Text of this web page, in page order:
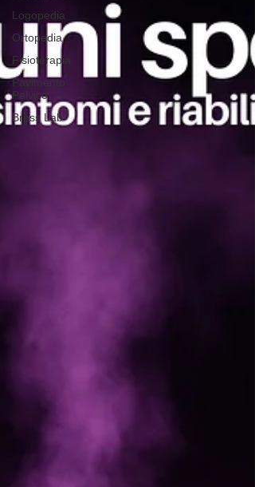
Logopedia
Ortopedia
Fisioterapia
Pavimento
Pelvico
Brass Lab